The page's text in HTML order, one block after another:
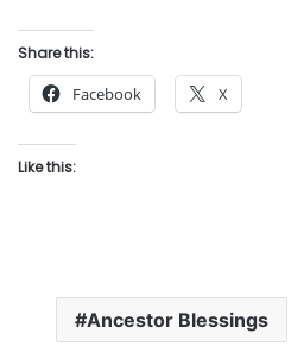
Share this:
Facebook X
Like this:
Ancestor Blessings